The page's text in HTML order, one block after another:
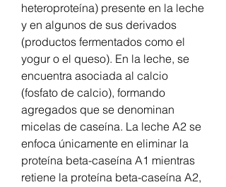
heteroproteína) presente en la leche
y en algunos de sus derivados
(productos fermentados como el
yogur o el queso). En la leche, se
encuentra asociada al calcio
(fosfato de calcio), formando
agregados que se denominan
micelas de caseína. La leche A2 se
enfoca únicamente en eliminar la
proteína beta-caseína A1 mientras
retiene la proteína beta-caseína A2,